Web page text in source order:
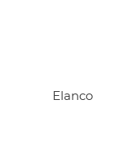
Elanco